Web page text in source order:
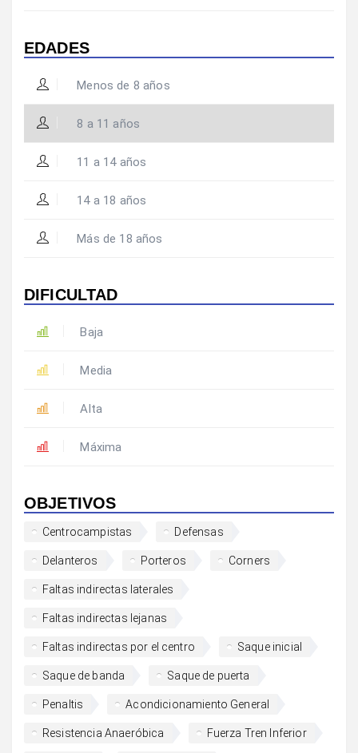
EDADES
Menos de 8 años
8 a 11 años
11 a 14 años
14 a 18 años
Más de 18 años
DIFICULTAD
Baja
Media
Alta
Máxima
OBJETIVOS
Centrocampistas Defensas
Delanteros Porteros Corners
Faltas indirectas laterales
Faltas indirectas lejanas
Faltas indirectas por el centro Saque inicial
Saque de banda Saque de puerta
Penaltis Acondicionamiento General
Resistencia Anaeróbica Fuerza Tren Inferior